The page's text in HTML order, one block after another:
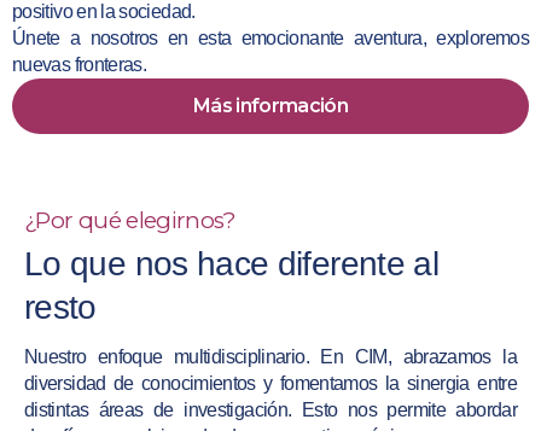
positivo en la sociedad.
Únete a nosotros en esta emocionante aventura, exploremos
nuevas fronteras.
Más información
¿Por qué elegirnos?
Lo que nos hace diferente al
resto
Nuestro enfoque multidisciplinario. En CIM, abrazamos la
diversidad de conocimientos y fomentamos la sinergia entre
distintas áreas de investigación. Esto nos permite abordar